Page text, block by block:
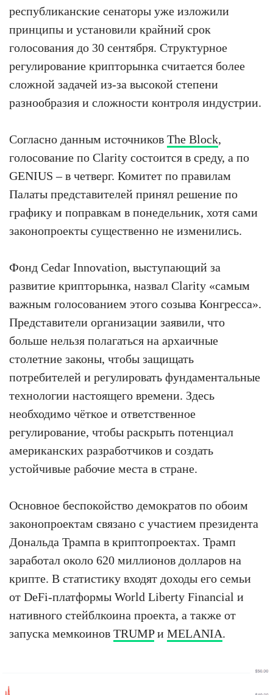
республиканские сенаторы уже изложили
принципы и установили крайний срок
голосования до 30 сентября. Структурное
регулирование крипторынка считается более
сложной задачей из-за высокой степени
разнообразия и сложности контроля индустрии.
Согласно данным источников The Block,
голосование по Clarity состоится в среду, а по
GENIUS – в четверг. Комитет по правилам
Палаты представителей принял решение по
графику и поправкам в понедельник, хотя сами
законопроекты существенно не изменились.
Фонд Cedar Innovation, выступающий за
развитие крипторынка, назвал Clarity «самым
важным голосованием этого созыва Конгресса».
Представители организации заявили, что
больше нельзя полагаться на архаичные
столетние законы, чтобы защищать
потребителей и регулировать фундаментальные
технологии настоящего времени. Здесь
необходимо чёткое и ответственное
регулирование, чтобы раскрыть потенциал
американских разработчиков и создать
устойчивые рабочие места в стране.
Основное беспокойство демократов по обоим
законопроектам связано с участием президента
Дональда Трампа в криптопроектах. Трамп
заработал около 620 миллионов долларов на
крипте. В статистику входят доходы его семьи
от DeFi-платформы World Liberty Financial и
нативного стейблкоина проекта, а также от
запуска мемкоинов TRUMPи MELANIA.